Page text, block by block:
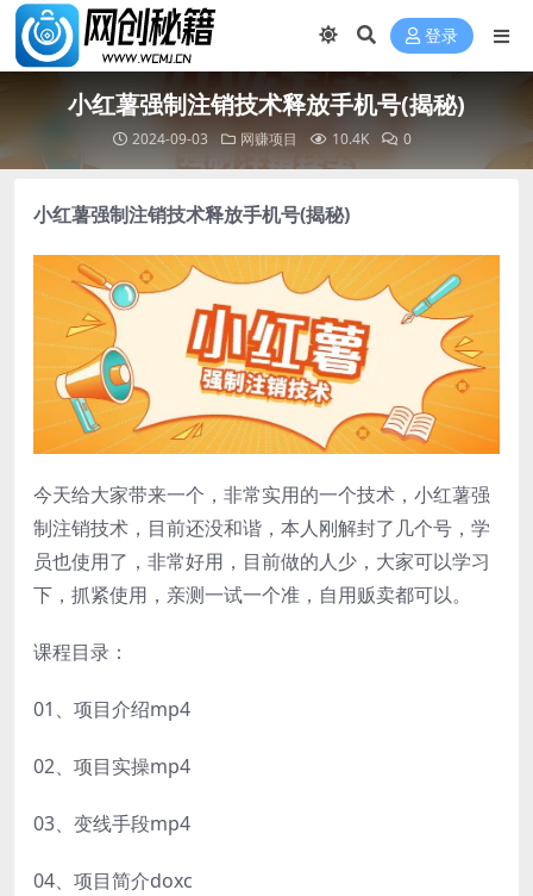
登录
小红薯强制注销技术释放手机号(揭秘)
2024-09-03 网赚项目 10.4K 0
小红薯强制注销技术释放手机号(揭秘)
今天给大家带来一个，非常实用的一个技术，小红薯强
制注销技术，目前还没和谐，本人刚解封了几个号，学
员也使用了，非常好用，目前做的人少，大家可以学习
下，抓紧使用，亲测一试一个准，自用贩卖都可以。
课程目录：
01、项目介绍mp4
02、项目实操mp4
03、变线手段mp4
04、项目简介doxc